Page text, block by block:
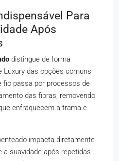
Para
Após
distingue de forma
Luxury das opções comuns
fio passa por processos de
das fibras, removendo
enfraquecem a trama e
impacta diretamente
suavidade após repetidas